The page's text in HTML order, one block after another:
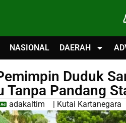
NASIONAL DAERAH
Duduk
Tanpa Pandang
adakaltim | Kutai Kartanegara